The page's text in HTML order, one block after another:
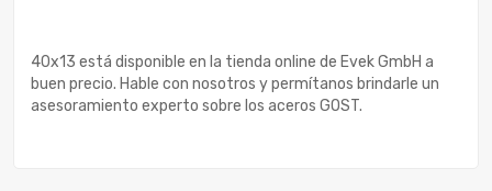
40x13 está disponible en la tienda online de Evek GmbH a
buen precio. Hable con nosotros y permítanos brindarle un
asesoramiento experto sobre los aceros GOST.